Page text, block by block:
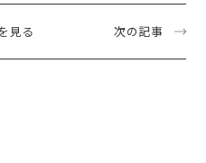
見る 次の記事